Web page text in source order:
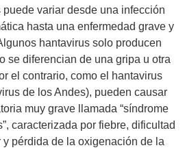
variar desde una infección
hasta una enfermedad grave y
hantavirus solo producen
se diferencian de una gripa u otra
el contrario, como el hantavirus
de los Andes), pueden causar
muy grave llamada “síndrome
caracterizada por fiebre, dificultad
pérdida de la oxigenación de la